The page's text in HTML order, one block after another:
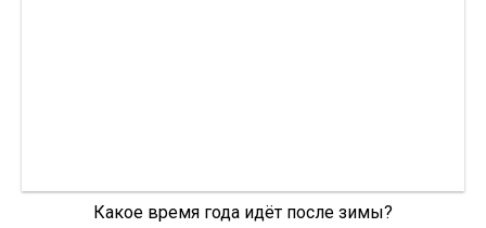
Какое время года идёт после зимы?